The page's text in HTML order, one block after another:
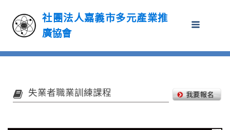
社團法人嘉義市多元產業推
廣協會
失業者職業訓練課程